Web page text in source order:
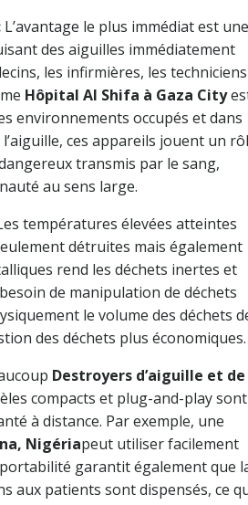
L’avantage le plus immédiat est une
des aiguilles immédiatement
les infirmières, les techniciens
Hôpital Al Shifa à Gaza City
environnements occupés et dans
ces appareils jouent un
transmis par le sang,
au sens large.
températures élevées atteintes
détruites mais également
rend les déchets inertes et
de manipulation de déchets
le volume des déchets
des déchets plus économiques.
Destroyers d’aiguille et de
compacts et plug-and-play sont
à distance. Par exemple, une
Nigériapeut utiliser facilement
garantit également que
aux patients sont dispensés, ce